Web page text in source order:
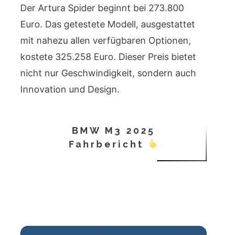
Der Artura Spider beginnt bei 273.800
Euro. Das getestete Modell, ausgestattet
mit nahezu allen verfügbaren Optionen,
kostete 325.258 Euro. Dieser Preis bietet
nicht nur Geschwindigkeit, sondern auch
Innovation und Design.
BMW M3 2025
Fahrbericht